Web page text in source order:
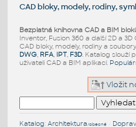
CAD bloky, modely, rodiny,
Bezplatná knihovna CAD a BIM
Inventor, Fusion 360 a další 2D a
CAD bloky, modely, rodiny a
DWG, RFA, IPT, F3D. Katalog slouží
uživateli CAD a BIM aplikací.
Vložit
Katalog: Architektura/obecné•